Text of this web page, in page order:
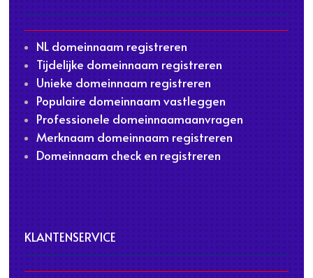
NL domeinnaam registreren
Tijdelijke domeinnaam registreren
Unieke domeinnaam registreren
Populaire domeinnaam vastleggen
Professionele domeinnaamaanvragen
Merknaam domeinnaam registreren
Domeinnaam check en registreren
KLANTENSERVICE